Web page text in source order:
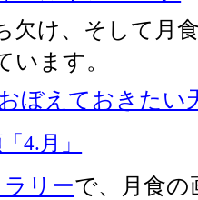
欠け、そして月
います。
ぼえておきたい
4.月」
リーで、月食